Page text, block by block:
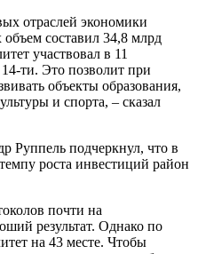
отраслей экономики
составил 34,8 млрд
участвовал в 11
ти. Это позволит при
объекты образования,
и спорта, – сказал
Руппель подчеркнул, что в
роста инвестиций район
почти на
результат. Однако по
на 43 месте. Чтобы